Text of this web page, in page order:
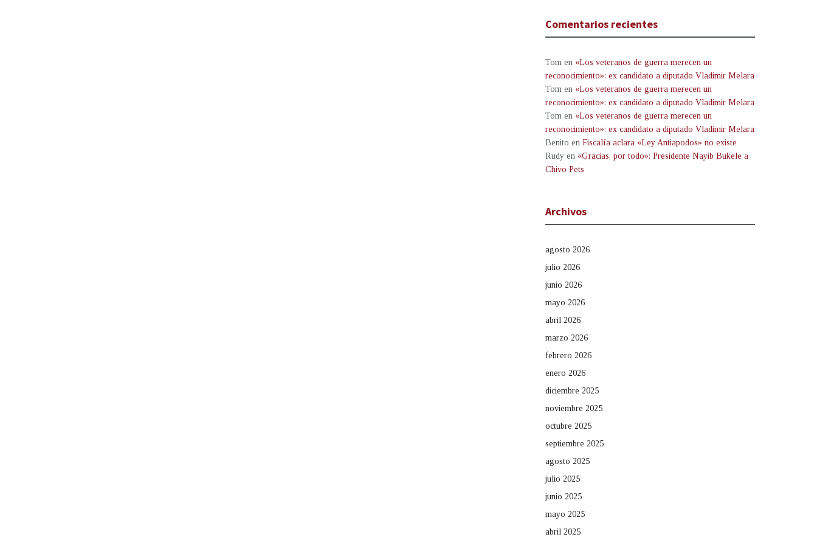
Comentarios recientes
Tom en «Los veteranos de guerra merecen un
reconocimiento»: ex candidato a diputado Vladimir Melara
Tom en «Los veteranos de guerra merecen un
reconocimiento»: ex candidato a diputado Vladimir Melara
Tom en «Los veteranos de guerra merecen un
reconocimiento»: ex candidato a diputado Vladimir Melara
Benito en Fiscalía aclara «Ley Antiapodos» no existe
Rudy en «Gracias, por todo»: Presidente Nayib Bukele a
Chivo Pets
Archivos
agosto 2026
julio 2026
junio 2026
mayo 2026
abril 2026
marzo 2026
febrero 2026
enero 2026
diciembre 2025
noviembre 2025
octubre 2025
septiembre 2025
agosto 2025
julio 2025
junio 2025
mayo 2025
abril 2025